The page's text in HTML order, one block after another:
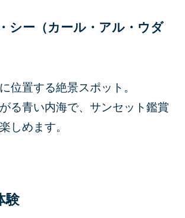
シー（カール・アル・ウダ
位置する絶景スポット。
る青い内海で、サンセット鑑賞
しめます。
験